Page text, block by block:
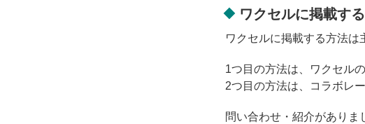
ワクセルに掲載す
ワクセルに掲載する方法は
1つ目の方法は、ワクセル
2つ目の方法は、コラボレ
問い合わせ・紹介があり